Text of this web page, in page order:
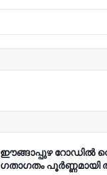
ഈങ്ങാപ്പുഴ റോഡിൽ
ഗതാഗതം പൂർണ്ണമായി